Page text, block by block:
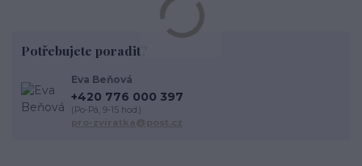
Potřebujete poradit?
Eva Beňová
+420 776 000 397
(Po-Pá, 9-15 hod.)
pro-zviratka@post.cz